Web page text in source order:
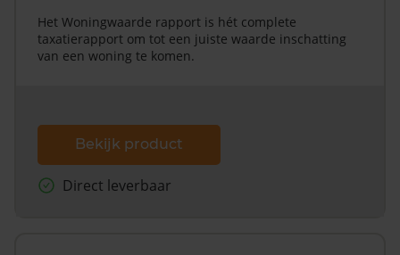
Het Woningwaarde rapport is hét complete
taxatierapport om tot een juiste waarde inschatting
van een woning te komen.
Bekijk product
Direct leverbaar